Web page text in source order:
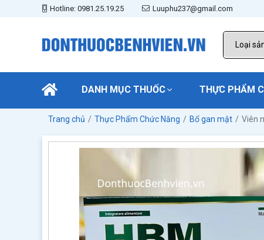
Hotline: 0981.25.19.25 Luuphu237@gmail.com
DANH MỤC THUỐC THỰC PHẨM
Trang chủ Thực Phẩm Chức Năng Bổ gan mật Viên